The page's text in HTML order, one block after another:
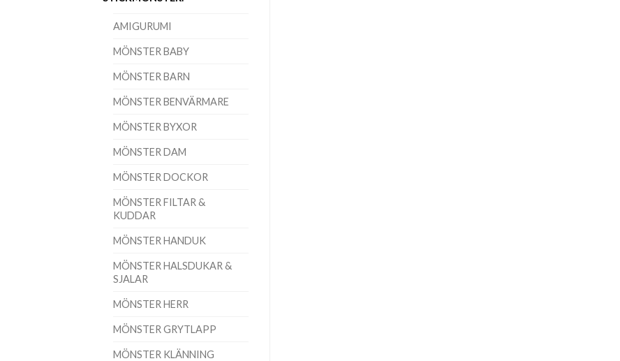
AMIGURUMI
MÖNSTER BABY
MÖNSTER BARN
MÖNSTER BENVÄRMARE
MÖNSTER BYXOR
MÖNSTER DAM
MÖNSTER DOCKOR
MÖNSTER FILTAR &
KUDDAR
MÖNSTER HANDUK
MÖNSTER HALSDUKAR &
SJALAR
MÖNSTER HERR
MÖNSTER GRYTLAPP
MÖNSTER KLÄNNING